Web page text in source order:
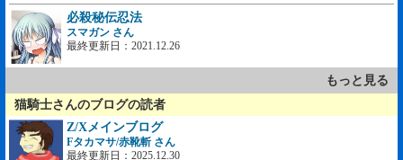
必殺秘伝忍法
スマガン さん
最終更新日：2021.12.26
もっと見る
猫騎士さんのブログの読者
Z/Xメインブログ
Fタカマサ/赤靴斬 さん
最終更新日：2025.12.30